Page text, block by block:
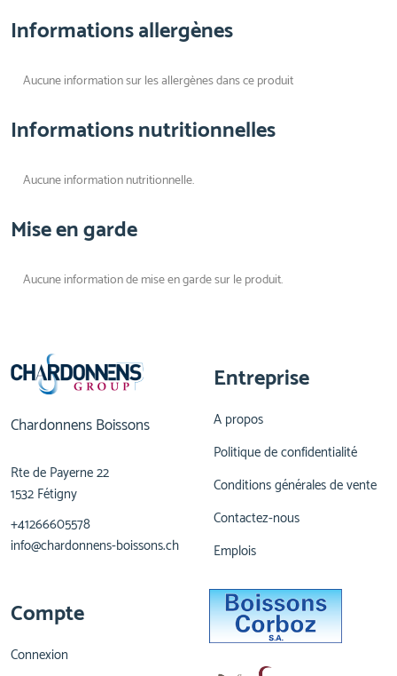
Informations allergènes
Aucune information sur les allergènes dans ce produit
Informations nutritionnelles
Aucune information nutritionnelle.
Mise en garde
Aucune information de mise en garde sur le produit.
Chardonnens Boissons
Rte de Payerne 22
1532 Fétigny
+41266605578
info@chardonnens-boissons.ch
Entreprise
A propos
Politique de confidentialité
Conditions générales de vente
Contactez-nous
Emplois
Compte
Connexion